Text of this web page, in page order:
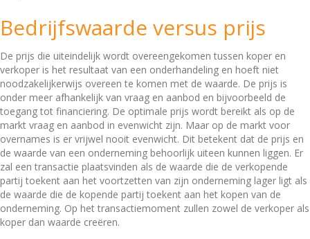
Bedrijfswaarde versus prijs
De prijs die uiteindelijk wordt overeengekomen tussen koper en
verkoper is het resultaat van een onderhandeling en hoeft niet
noodzakelijkerwijs overeen te komen met de waarde. De prijs is
onder meer afhankelijk van vraag en aanbod en bijvoorbeeld de
toegang tot financiering. De optimale prijs wordt bereikt als op de
markt vraag en aanbod in evenwicht zijn. Maar op de markt voor
overnames is er vrijwel nooit evenwicht. Dit betekent dat de prijs en
de waarde van een onderneming behoorlijk uiteen kunnen liggen. Er
zal een transactie plaatsvinden als de waarde die de verkopende
partij toekent aan het voortzetten van zijn onderneming lager ligt als
de waarde die de kopende partij toekent aan het kopen van de
onderneming. Op het transactiemoment zullen zowel de verkoper als
koper dan waarde creëren.